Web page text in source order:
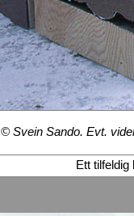
© Svein Sando. Evt.
Ett tilfeldig